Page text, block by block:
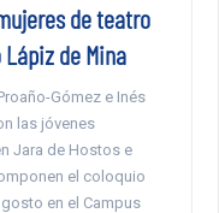
de teatro
de Mina
Gómez e Inés
las jóvenes
Jara de Hostos e
el coloquio
en el Campus